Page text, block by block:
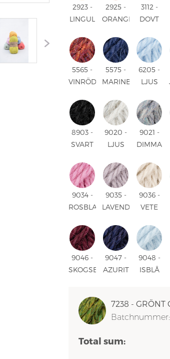
2923 -
LINGUL
2925 -
ORANGE
MIX
3112 -
DOVT
UNI
5565 -
VINRÖD
5575 -
MARINBLÅ
6205 -
LJUS
UNI
8903 -
SVART
9020 -
LJUS
MIX
9021 -
DIMMA
9034 -
ROSBLAD
9035 -
LAVENDEL
UNI
9036 -
VETE
9046 -
SKOGSBÄR
9047 -
AZURIT
9048 -
ISBLÅ
7238 - GRÖNT
Batchnummer:
Total sum: